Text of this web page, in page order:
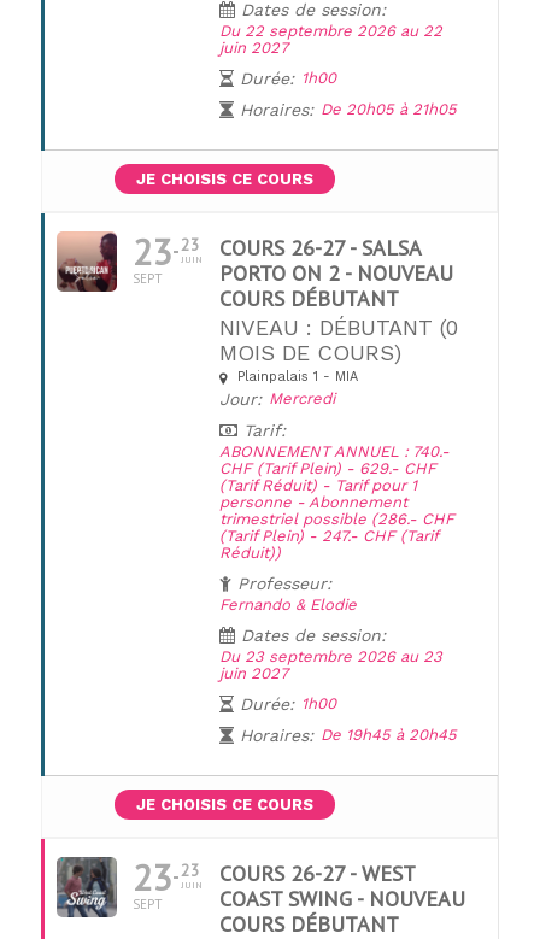
Dates de session:
Du 22 septembre 2026 au 22
juin 2027
Durée: 1h00
Horaires: De 20h05 à 21h05
JE CHOISIS CE COURS
UNE QUESTION ?
23
SEPT
23
JUIN
COURS 26-27 - SALSA
PORTO ON 2 - NOUVEAU
COURS DÉBUTANT
NIVEAU : DÉBUTANT (0
MOIS DE COURS)
Plainpalais 1 - MIA
Jour: Mercredi
Tarif:
ABONNEMENT ANNUEL : 740.-
CHF (Tarif Plein) - 629.- CHF
(Tarif Réduit) - Tarif pour 1
personne - Abonnement
trimestriel possible (286.- CHF
(Tarif Plein) - 247.- CHF (Tarif
Réduit))
Professeur:
Fernando & Elodie
Dates de session:
Du 23 septembre 2026 au 23
juin 2027
Durée: 1h00
Horaires: De 19h45 à 20h45
JE CHOISIS CE COURS
23
SEPT
23
JUIN
COURS 26-27 - WEST
COAST SWING - NOUVEAU
COURS DÉBUTANT